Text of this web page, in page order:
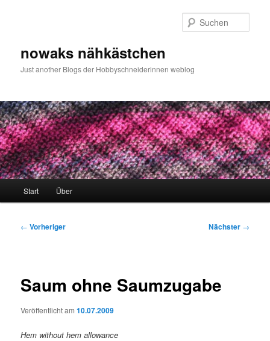
nowaks nähkästchen
Just another Blogs der Hobbyschneiderinnen weblog
Start Über
Beitragsnavigation
← Vorheriger Nächster →
Saum ohne Saumzugabe
Veröffentlicht am10.07.2009
Hem without hem allowance